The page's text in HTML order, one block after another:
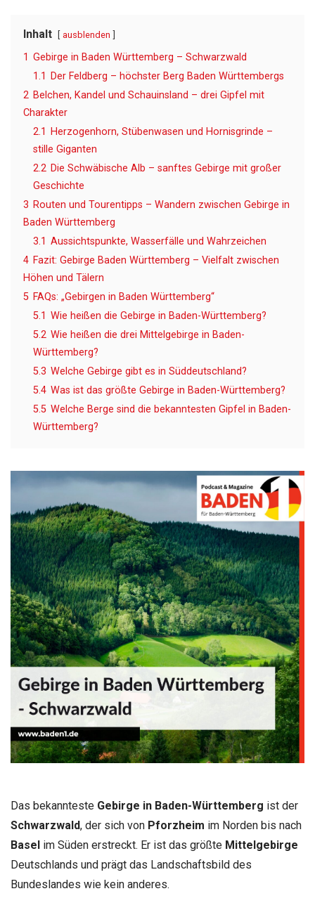
Inhalt ausblenden
1 Gebirge in Baden Württemberg – Schwarzwald
1.1
Der Feldberg – höchster Berg Baden Württembergs
2 Belchen, Kandel und Schauinsland – drei Gipfel mit
Charakter
2.1
Herzogenhorn, Stübenwasen und Hornisgrinde –
stille Giganten
2.2 Die Schwäbische Alb – sanftes Gebirge mit großer
Geschichte
3 Routen und Tourentipps – Wandern zwischen Gebirge in
Baden Württemberg
3.1 Aussichtspunkte, Wasserfälle und Wahrzeichen
4 Fazit: Gebirge Baden Württemberg – Vielfalt zwischen
Höhen und Tälern
5 FAQs: „Gebirgen in Baden Württemberg“
5.1 Wie heißen die Gebirge in Baden-Württemberg?
5.2 Wie heißen die drei Mittelgebirge in Baden-
Württemberg?
5.3 Welche Gebirge gibt es in Süddeutschland?
5.4 Was ist das größte Gebirge in Baden-Württemberg?
5.5 Welche Berge sind die bekanntesten Gipfel in Baden-
Württemberg?
Das bekannteste Gebirge in Baden-Württemberg ist der
Schwarzwald, der sich von Pforzheim im Norden bis nach
Basel im Süden erstreckt. Er ist das größte Mittelgebirge
Deutschlands und prägt das Landschaftsbild des
Bundeslandes wie kein anderes.